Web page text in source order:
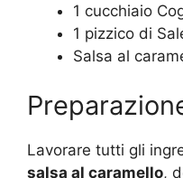
1 cucchiaio
1 pizzico di
Salsa al
Lavorare tutti gli
salsa al caramello,